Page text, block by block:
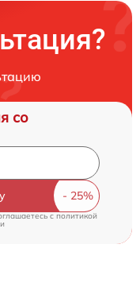
со
cполитикой